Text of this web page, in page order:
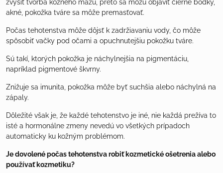
zvýšiť tvorba kožného mazu, preto sa môžu objaviť čierne bodky,
akné, pokožka tváre sa môže premasťovať.
Počas tehotenstva môže dôjsť k zadržiavaniu vody, čo môže
spôsobiť vačky pod očami a opuchnutejšiu pokožku tváre.
Sú takí, ktorých pokožka je náchylnejšia na pigmentáciu,
napríklad pigmentové škvrny.
Znižuje sa imunita, pokožka môže byť suchšia alebo náchylná na
zápaly.
Dôležité však je, že každé tehotenstvo je iné, nie každá prežíva to
isté a hormonálne zmeny nevedú vo všetkých prípadoch
automaticky ku kožným problémom.
Je dovolené počas tehotenstva robiť kozmetické ošetrenia alebo
používať kozmetiku?